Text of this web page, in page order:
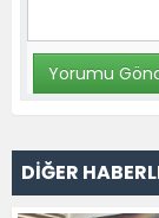
DİĞER